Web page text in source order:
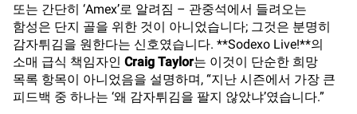
또는 간단히 ‘Amex’로 알려짐 – 관중석에서 들려오는
함성은 단지 골을 위한 것이 아니었습니다; 그것은 분명히
감자튀김을 원한다는 신호였습니다. **Sodexo Live!**의
소매 급식 책임자인 Craig Taylor는 이것이 단순한 희망
목록 항목이 아니었음을 설명하며, “지난 시즌에서 가장 큰
피드백 중 하나는 ‘왜 감자튀김을 팔지 않았냐’였습니다.”